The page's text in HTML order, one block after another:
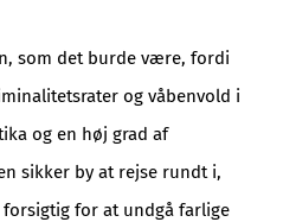
som det burde være, fordi
og våbenvold i
og en høj grad af
sikker by at rejse rundt i,
for at undgå farlige